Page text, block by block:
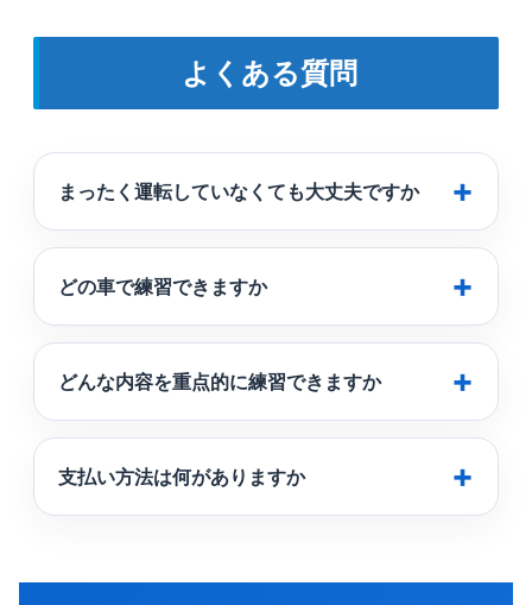
よくある質問
まったく運転していなくても大丈夫ですか
どの車で練習できますか
どんな内容を重点的に練習できますか
支払い方法は何がありますか